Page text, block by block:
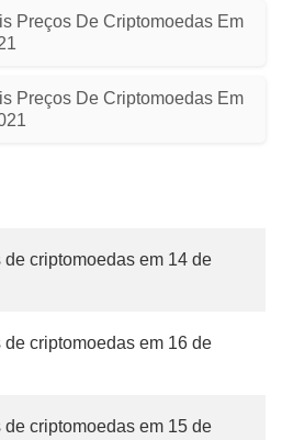
Preços De Criptomoedas Em
Preços De Criptomoedas Em
criptomoedas em 14 de
criptomoedas em 16 de
criptomoedas em 15 de